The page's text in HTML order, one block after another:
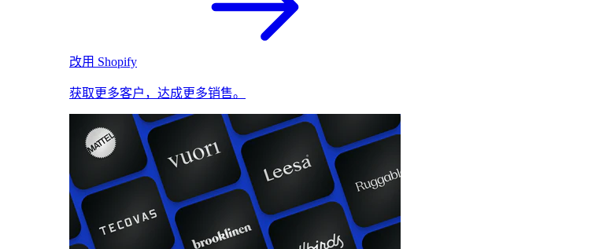
改用 Shopify
获取更多客户，达成更多销售。